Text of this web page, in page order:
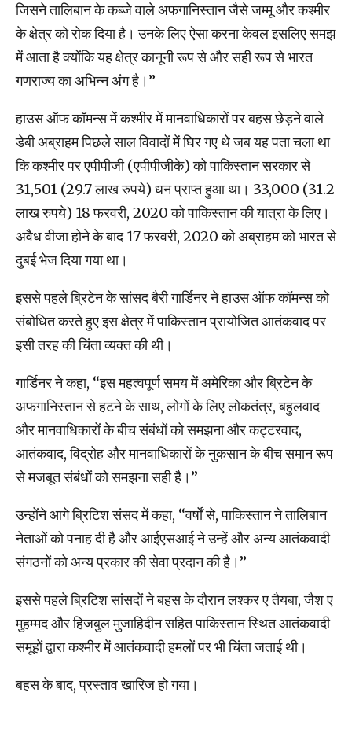
जिसने तालिबान के कब्जे वाले अफगानिस्तान जैसे जम्मू और कश्मीर
के क्षेत्र को रोक दिया है। उनके लिए ऐसा करना केवल इसलिए समझ
में आता है क्योंकि यह क्षेत्र कानूनी रूप से और सही रूप से भारत
गणराज्य का अभिन्न अंग है।’’
हाउस ऑफ कॉमन्स में कश्मीर में मानवाधिकारों पर बहस छेड़ने वाले
डेबी अब्राहम पिछले साल विवादों में घिर गए थे जब यह पता चला था
कि कश्मीर पर एपीपीजी (एपीपीजीके) को पाकिस्तान सरकार से
31,501 (29.7 लाख रुपये) धन प्राप्त हुआ था। 33,000 (31.2
लाख रुपये) 18 फरवरी, 2020 को पाकिस्तान की यात्रा के लिए।
अवैध वीजा होने के बाद 17 फरवरी, 2020 को अब्राहम को भारत से
दुबई भेज दिया गया था।
इससे पहले ब्रिटेन के सांसद बैरी गार्डिनर ने हाउस ऑफ कॉमन्स को
संबोधित करते हुए इस क्षेत्र में पाकिस्तान प्रायोजित आतंकवाद पर
इसी तरह की चिंता व्यक्त की थी।
गार्डिनर ने कहा, ‘‘इस महत्वपूर्ण समय में अमेरिका और ब्रिटेन के
अफगानिस्तान से हटने के साथ, लोगों के लिए लोकतंत्र, बहुलवाद
और मानवाधिकारों के बीच संबंधों को समझना और कट्टरवाद,
आतंकवाद, विद्रोह और मानवाधिकारों के नुकसान के बीच समान रूप
से मजबूत संबंधों को समझना सही है।’’
उन्होंने आगे ब्रिटिश संसद में कहा, ‘‘वर्षों से, पाकिस्तान ने तालिबान
नेताओं को पनाह दी है और आईएसआई ने उन्हें और अन्य आतंकवादी
संगठनों को अन्य प्रकार की सेवा प्रदान की है।’’
इससे पहले ब्रिटिश सांसदों ने बहस के दौरान लश्कर ए तैयबा, जैश ए
मुहम्मद और हिजबुल मुजाहिदीन सहित पाकिस्तान स्थित आतंकवादी
समूहों द्वारा कश्मीर में आतंकवादी हमलों पर भी चिंता जताई थी।
बहस के बाद, प्रस्ताव खारिज हो गया।